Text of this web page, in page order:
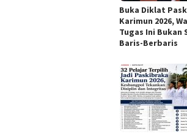
Buka Diklat
Karimun 2026,
Tugas Ini Bukan
Baris-Berbaris